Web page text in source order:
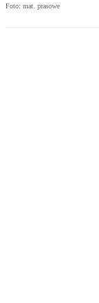
Foto: mat. prasowe